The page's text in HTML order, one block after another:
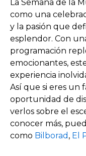
La Semana de la
como una
y la pasión que
esplendor. Con
programación
emocionantes,
experiencia
Así que si eres un
oportunidad de
verlos sobre el
conocer más,
como Bilborad , El